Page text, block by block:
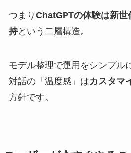
つまり ChatGPTの体験は新世
持という二層構造。
モデル整理で運用をシンプル
対話の「温度感」はカスタマ
方針です。